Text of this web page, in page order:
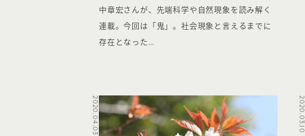
中章宏さんが、先端科学や自然現象を読み解く
連載。今回は「鬼」。社会現象と言えるまでに
存在となった…
2020.04.03 2020.03.10